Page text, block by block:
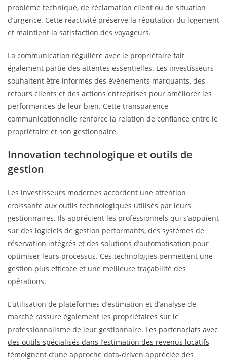
problème technique, de réclamation client ou de situation
d’urgence. Cette réactivité préserve la réputation du logement
et maintient la satisfaction des voyageurs.
La communication régulière avec le propriétaire fait
également partie des attentes essentielles. Les investisseurs
souhaitent être informés des événements marquants, des
retours clients et des actions entreprises pour améliorer les
performances de leur bien. Cette transparence
communicationnelle renforce la relation de confiance entre le
propriétaire et son gestionnaire.
Innovation technologique et outils de
gestion
Les investisseurs modernes accordent une attention
croissante aux outils technologiques utilisés par leurs
gestionnaires. Ils apprécient les professionnels qui s’appuient
sur des logiciels de gestion performants, des systèmes de
réservation intégrés et des solutions d’automatisation pour
optimiser leurs processus. Ces technologies permettent une
gestion plus efficace et une meilleure traçabilité des
opérations.
L’utilisation de plateformes d’estimation et d’analyse de
marché rassure également les propriétaires sur le
professionnalisme de leur gestionnaire. Les partenariats avec
des outils spécialisés dans l’estimation des revenus locatifs
témoignent d’une approche data-driven appréciée des